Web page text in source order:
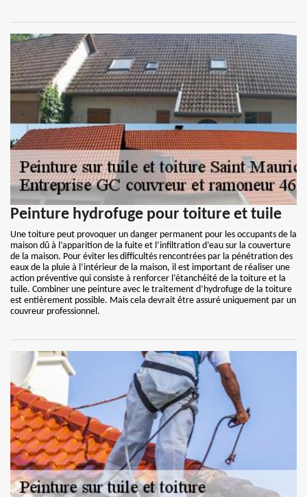
Peinture hydrofuge pour toiture et tuile
Une toiture peut provoquer un danger permanent pour les occupants de la
maison dû à l’apparition de la fuite et l’infiltration d’eau sur la couverture
de la maison. Pour éviter les difficultés rencontrées par la pénétration des
eaux de la pluie à l’intérieur de la maison, il est important de réaliser une
action préventive qui consiste à renforcer l’étanchéité de la toiture et la
tuile. Combiner une peinture avec le traitement d’hydrofuge de la toiture
est entièrement possible. Mais cela devrait être assuré uniquement par un
couvreur professionnel.